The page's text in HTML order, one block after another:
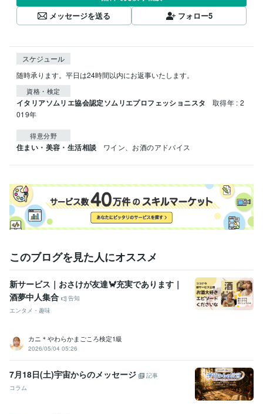
メッセージを送る
フォロー5
スケジュール
随時承ります。平日は24時間以内にお返事いたします。
資格・検定
イタリアソムリエ協会認定ソムリエプロフェッショニスタ
取得年 : 2
019年
得意分野
住まい・美容・生活相談 ワイン、お酒のアドバイス
このブログを見た人にオススメ
新サービス｜おさけが友達🦀充実であります｜
酒夢中人集合
告知
エンタメ・趣味
カニ＊やわらかまごころ検定1級
2026/05/04 05:26
7月18日(土)宇宙からのメッセージ
記事
コラム